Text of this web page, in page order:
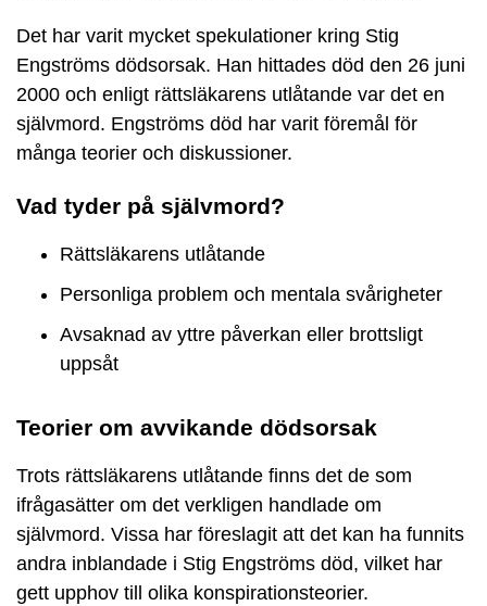
Det har varit mycket spekulationer kring Stig
Engströms dödsorsak. Han hittades död den 26 juni
2000 och enligt rättsläkarens utlåtande var det en
självmord. Engströms död har varit föremål för
många teorier och diskussioner.
Vad tyder på självmord?
Rättsläkarens utlåtande
Personliga problem och mentala svårigheter
Avsaknad av yttre påverkan eller brottsligt
uppsåt
Teorier om avvikande dödsorsak
Trots rättsläkarens utlåtande finns det de som
ifrågasätter om det verkligen handlade om
självmord. Vissa har föreslagit att det kan ha funnits
andra inblandade i Stig Engströms död, vilket har
gett upphov till olika konspirationsteorier.